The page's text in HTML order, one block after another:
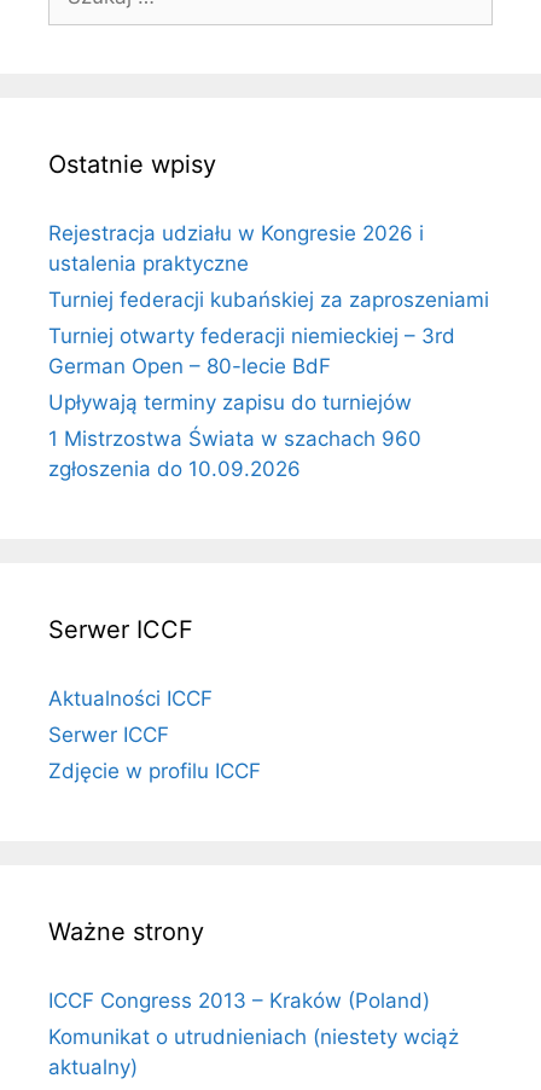
Ostatnie wpisy
Rejestracja udziału w Kongresie 2026 i
ustalenia praktyczne
Turniej federacji kubańskiej za zaproszeniami
Turniej otwarty federacji niemieckiej – 3rd
German Open – 80-lecie BdF
Upływają terminy zapisu do turniejów
1 Mistrzostwa Świata w szachach 960
zgłoszenia do 10.09.2026
Serwer ICCF
Aktualności ICCF
Serwer ICCF
Zdjęcie w profilu ICCF
Ważne strony
ICCF Congress 2013 – Kraków (Poland)
Komunikat o utrudnieniach (niestety wciąż
aktualny)